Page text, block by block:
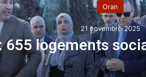
Oran
21 novembre 2025
655 logements